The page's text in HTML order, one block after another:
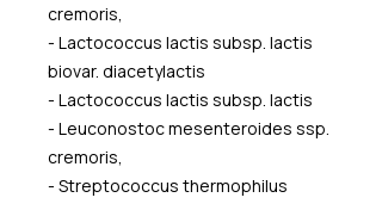
cremoris,
- Lactococcus lactis subsp. lactis
biovar. diacetylactis
- Lactococcus lactis subsp. lactis
- Leuconostoc mesenteroides ssp.
cremoris,
- Streptococcus thermophilus